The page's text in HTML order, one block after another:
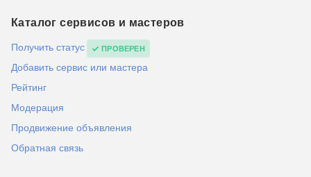
Каталог сервисов и мастеров
Получить статус ПРОВЕРЕН
Добавить сервис или мастера
Рейтинг
Модерация
Продвижение объявления
Обратная связь